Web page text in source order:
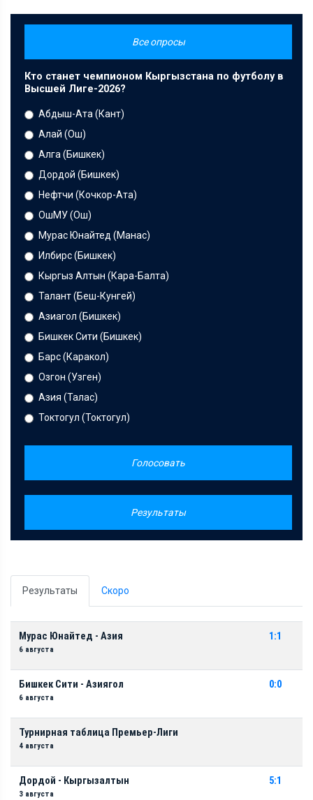
Все опросы
Кто станет чемпионом Кыргызстана по футболу в
Высшей Лиге-2026?
Абдыш-Ата (Кант)
Алай (Ош)
Алга (Бишкек)
Дордой (Бишкек)
Нефтчи (Кочкор-Ата)
ОшМУ (Ош)
Мурас Юнайтед (Манас)
Илбирс (Бишкек)
Кыргыз Алтын (Кара-Балта)
Талант (Беш-Кунгей)
Азиагол (Бишкек)
Бишкек Сити (Бишкек)
Барс (Каракол)
Озгон (Узген)
Азия (Талас)
Токтогул (Токтогул)
Голосовать
Результаты
Результаты Скоро
Мурас Юнайтед - Азия
6 августа
1:1
Бишкек Сити - Азиягол
6 августа
0:0
Турнирная таблица Премьер-Лиги
4 августа
Дордой - Кыргызалтын
3 августа
5:1